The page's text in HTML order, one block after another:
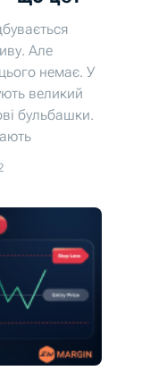
Але
немає. У
великий
бульбашки.